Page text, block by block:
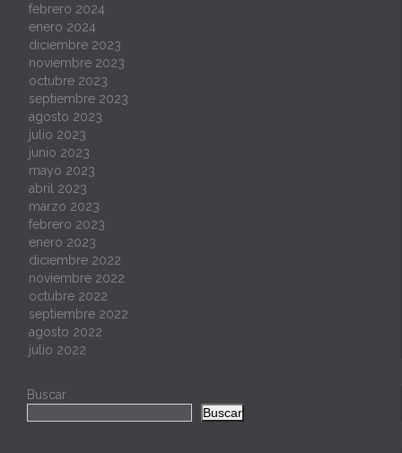
febrero 2024
enero 2024
diciembre 2023
noviembre 2023
octubre 2023
septiembre 2023
agosto 2023
julio 2023
junio 2023
mayo 2023
abril 2023
marzo 2023
febrero 2023
enero 2023
diciembre 2022
noviembre 2022
octubre 2022
septiembre 2022
agosto 2022
julio 2022
Buscar
Buscar